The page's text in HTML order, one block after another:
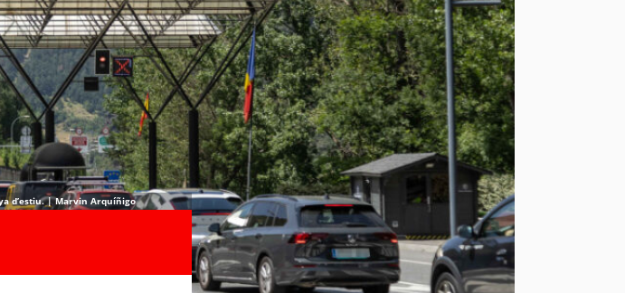
d’estiu. | Marvin Arquíñigo